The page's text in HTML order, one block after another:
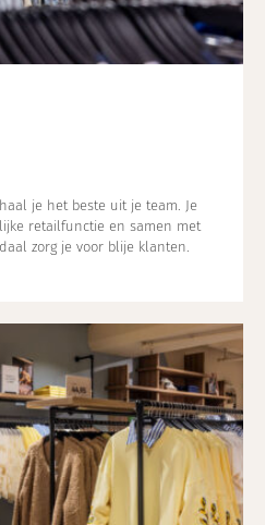
je het beste uit je team. Je
retailfunctie en samen met
zorg je voor blije klanten.